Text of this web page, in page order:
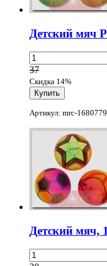
Детский мяч
37
Скидка 14%
Артикул: mrc-1680779
Детский мяч,